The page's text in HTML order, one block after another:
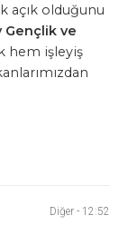
açık olduğunu
Gençlik ve
hem işleyiş
Diğer - 12:52